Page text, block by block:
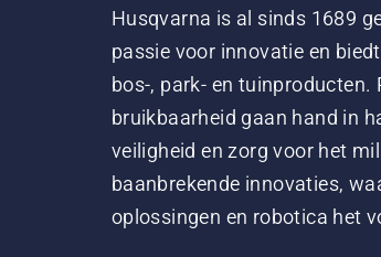
Husqvarna is al sinds 1689
passie voor innovatie en
bos-, park- en tuinproducten.
bruikbaarheid gaan hand in
veiligheid en zorg voor het
baanbrekende innovaties,
oplossingen en robotica het